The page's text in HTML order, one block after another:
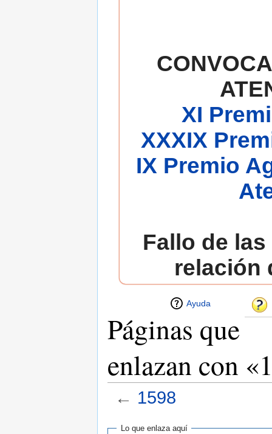
XI
XXXIX
IX Premio
Fallo de
relación
Ayuda
Páginas que
enlazan con
← 1598
Lo que enlaza aquí